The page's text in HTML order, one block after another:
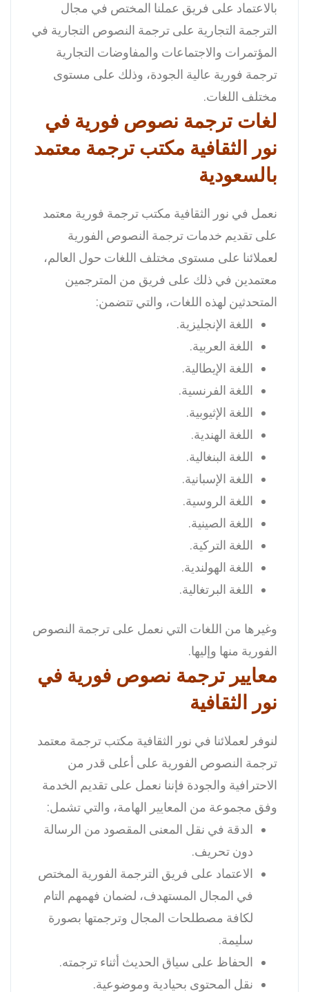
بالاعتماد على فريق عملنا المختص في مجال
الترجمة التجارية على ترجمة النصوص التجارية في
المؤتمرات والاجتماعات والمفاوضات التجارية
ترجمة فورية عالية الجودة، وذلك على مستوى
مختلف اللغات.
لغات ترجمة نصوص فورية في
نور الثقافية مكتب ترجمة معتمد
بالسعودية
نعمل في نور الثقافية مكتب ترجمة فورية معتمد
على تقديم خدمات ترجمة النصوص الفورية
لعملائنا على مستوى مختلف اللغات حول العالم،
معتمدين في ذلك على فريق من المترجمين
المتحدثين لهذه اللغات، والتي تتضمن:
اللغة الإنجليزية.
اللغة العربية.
اللغة الإيطالية.
اللغة الفرنسية.
اللغة الإثيوبية.
اللغة الهندية.
اللغة البنغالية.
اللغة الإسبانية.
اللغة الروسية.
اللغة الصينية.
اللغة التركية.
اللغة الهولندية.
اللغة البرتغالية.
وغيرها من اللغات التي نعمل على ترجمة النصوص
الفورية منها وإليها.
معايير ترجمة نصوص فورية في
نور الثقافية
لنوفر لعملائنا في نور الثقافية مكتب ترجمة معتمد
ترجمة النصوص الفورية على أعلى قدر من
الاحترافية والجودة فإننا نعمل على تقديم الخدمة
وفق مجموعة من المعايير الهامة، والتي تشمل:
الدقة في نقل المعنى المقصود من الرسالة
دون تحريف.
الاعتماد على فريق الترجمة الفورية المختص
في المجال المستهدف، لضمان فهمهم التام
لكافة مصطلحات المجال وترجمتها بصورة
سليمة.
الحفاظ على سياق الحديث أثناء ترجمته.
نقل المحتوى بحيادية وموضوعية.